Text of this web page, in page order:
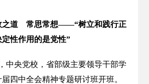
之道 常思常想——“树立和践行正
性作用的是党性”
中央党校，省部级主要领导干部学
四中全会精神专题研讨班开班。